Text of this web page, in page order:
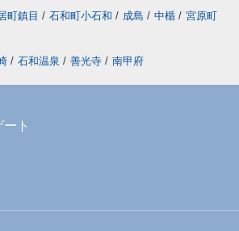
町鎮目 / 石和町小石和 / 成島 / 中楯 / 宮原町
/ 石和温泉 / 善光寺 / 南甲府
ト